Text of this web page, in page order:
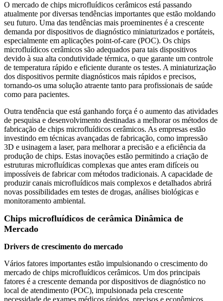
O mercado de chips microfluídicos cerâmicos está passando
atualmente por diversas tendências importantes que estão moldando
seu futuro. Uma das tendências mais proeminentes é a crescente
demanda por dispositivos de diagnóstico miniaturizados e portáteis,
especialmente em aplicações point-of-care (POC). Os chips
microfluídicos cerâmicos são adequados para tais dispositivos
devido à sua alta condutividade térmica, o que garante um controle
de temperatura rápido e eficiente durante os testes. A miniaturização
dos dispositivos permite diagnósticos mais rápidos e precisos,
tornando-os uma solução atraente tanto para profissionais de saúde
como para pacientes.
Outra tendência que está ganhando força é o aumento das atividades
de pesquisa e desenvolvimento destinadas a melhorar os métodos de
fabricação de chips microfluídicos cerâmicos. As empresas estão
investindo em técnicas avançadas de fabricação, como impressão
3D e usinagem a laser, para melhorar a precisão e a eficiência da
produção de chips. Estas inovações estão permitindo a criação de
estruturas microfluídicas complexas que antes eram difíceis ou
impossíveis de fabricar com métodos tradicionais. A capacidade de
produzir canais microfluídicos mais complexos e detalhados abrirá
novas possibilidades em testes de drogas, análises biológicas e
monitoramento ambiental.
Chips microfluídicos de cerâmica Dinâmica de
Mercado
Drivers de crescimento do mercado
Vários fatores importantes estão impulsionando o crescimento do
mercado de chips microfluídicos cerâmicos. Um dos principais
fatores é a crescente demanda por dispositivos de diagnóstico no
local de atendimento (POC), impulsionada pela crescente